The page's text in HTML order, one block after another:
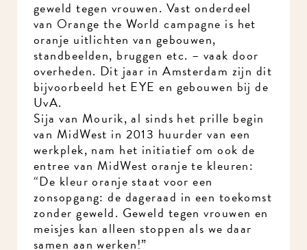
geweld tegen vrouwen. Vast onderdeel
van Orange the World campagne is het
oranje uitlichten van gebouwen,
standbeelden, bruggen etc. – vaak door
overheden. Dit jaar in Amsterdam zijn dit
bijvoorbeeld het EYE en gebouwen bij de
UvA.
Sija van Mourik, al sinds het prille begin
van MidWest in 2013 huurder van een
werkplek, nam het initiatief om ook de
entree van MidWest oranje te kleuren:
“De kleur oranje staat voor een
zonsopgang: de dageraad in een toekomst
zonder geweld. Geweld tegen vrouwen en
meisjes kan alleen stoppen als we daar
samen aan werken!”